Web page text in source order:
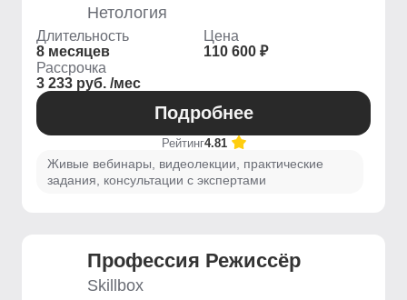
Нетология
Длительность
8 месяцев
Цена
110 600 ₽
Рассрочка
3 233 руб. /мес
Подробнее
Рейтинг4.81
Живые вебинары, видеолекции, практические
задания, консультации с экспертами
Профессия Режиссёр
Skillbox